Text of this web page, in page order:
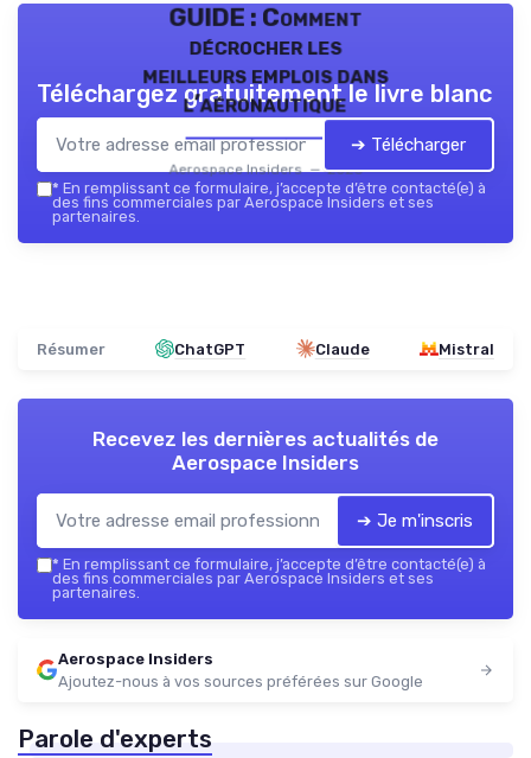
GUIDE : Comment
décrocher les
meilleurs emplois dans
l’aéronautique
Aerospace Insiders — 2026
Téléchargez gratuitement le livre blanc
➔ Télécharger
* En remplissant ce formulaire, j’accepte d’être contacté(e) à
des fins commerciales par Aerospace Insiders et ses
partenaires.
Résumer ChatGPT Claude Mistral
Recevez les dernières actualités de
Aerospace Insiders
➔ Je m'inscris
* En remplissant ce formulaire, j’accepte d’être contacté(e) à
des fins commerciales par Aerospace Insiders et ses
partenaires.
Aerospace Insiders
Ajoutez-nous à vos sources préférées sur Google
Parole d'experts